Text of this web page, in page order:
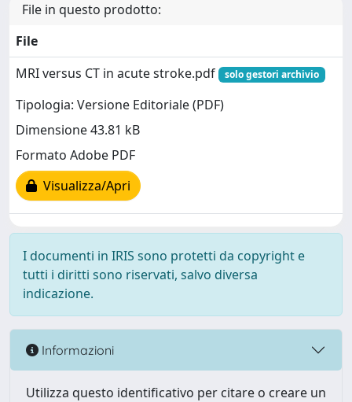
File in questo prodotto:
File
MRI versus CT in acute stroke.pdf
solo gestori archivio
Tipologia: Versione Editoriale (PDF)
Dimensione 43.81 kB
Formato Adobe PDF
Visualizza/Apri
I documenti in IRIS sono protetti da copyright e
tutti i diritti sono riservati, salvo diversa
indicazione.
Informazioni
Utilizza questo identificativo per citare o creare un